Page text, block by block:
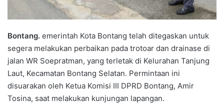
Bontang. emerintah Kota Bontang telah ditegaskan untuk
segera melakukan perbaikan pada trotoar dan drainase di
jalan WR Soepratman, yang terletak di Kelurahan Tanjung
Laut, Kecamatan Bontang Selatan. Permintaan ini
disuarakan oleh Ketua Komisi III DPRD Bontang, Amir
Tosina, saat melakukan kunjungan lapangan.